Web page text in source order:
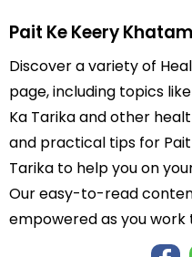
Pait Ke Keery
Discover a variety of
page, including topics
Ka Tarika and other
and practical tips for
Tarika to help you on
Our easy-to-read
empowered as you